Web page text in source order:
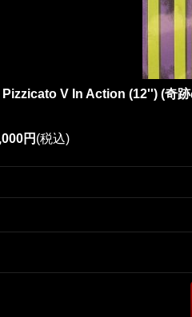
Pizzicato V In Action (12'') (奇
円 (税込)